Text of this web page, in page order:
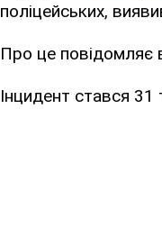
поліцейських,
Про це повідомляє
Інцидент стався 31